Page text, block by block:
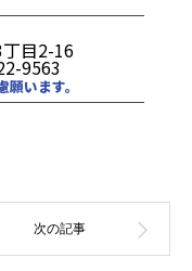
目2-16
9563
います。